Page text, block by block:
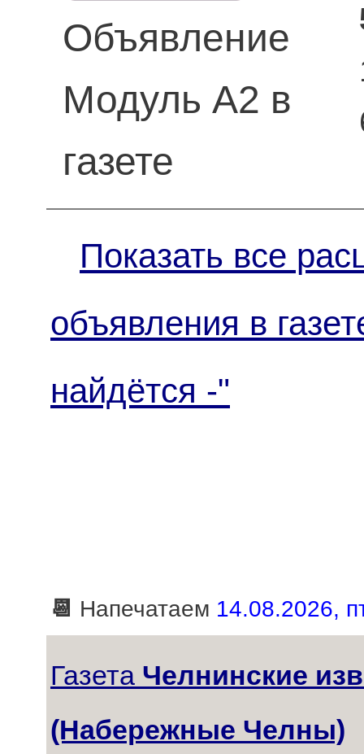
Объявление
Модуль А2 в
газете
Показать все
объявления в
найдётся -"
📆 Напечатаем 14.08.2026,
Газета Челнинские
(Набережные Челны)